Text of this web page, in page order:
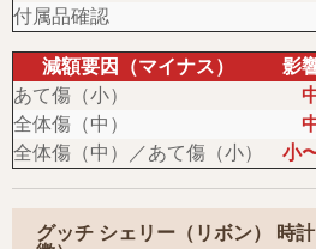
付属品確認
減額要因（マイナス）
影
あて傷（小）
全体傷（中）
全体傷（中）／あて傷（小）
小
グッチ シェリー（リボン） 時